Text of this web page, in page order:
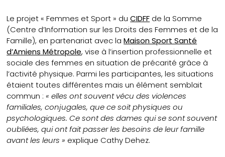
Le projet « Femmes et Sport » duCIDFF de la Somme
(Centre d’Information sur les Droits des Femmes et de la
Famille), en partenariat avec laMaison Sport Santé
d’Amiens Métropole, vise à l’insertion professionnelle et
sociale des femmes en situation de précarité grâce à
l’activité physique. Parmi les participantes, les situations
étaient toutes différentes mais un élément semblait
commun :« elles ont souvent vécu des violences
familiales, conjugales, que ce soit physiques ou
psychologiques. Ce sont des dames qui se sont souvent
oubliées, qui ont fait passer les besoins de leur famille
avant les leurs » explique Cathy Dehez.